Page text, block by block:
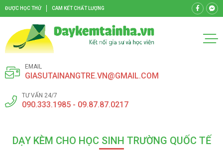
ĐƯỢC HỌC THỬ CAM KẾT CHẤT LƯỢNG
EMAIL
GIASUTAINANGTRE.VN@GMAIL.COM
TƯ VẤN 24/7
090.333.1985 - 09.87.87.0217
DẠY KÈM CHO HỌC SINH TRƯỜNG QUỐC TẾ